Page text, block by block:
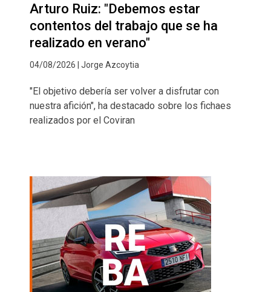
Arturo Ruiz: "Debemos estar
contentos del trabajo que se ha
realizado en verano"
04/08/2026 | Jorge Azcoytia
"El objetivo debería ser volver a disfrutar con
nuestra afición", ha destacado sobre los fichaes
realizados por el Coviran